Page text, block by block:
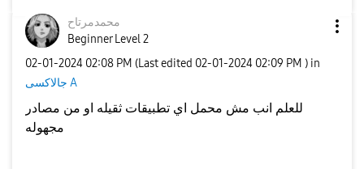
محمدمرتاح
Beginner Level 2
‎02-01-2024 02:08 PM (Last edited ‎02-01-2024 02:09 PM ) in
جالاكسى A
للعلم انب مش محمل اي تطبيقات ثقيله او من مصادر
مجهوله